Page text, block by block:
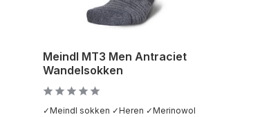
Meindl MT3 Men Antraciet
Wandelsokken
✓Meindl sokken ✓Heren ✓Merinowol